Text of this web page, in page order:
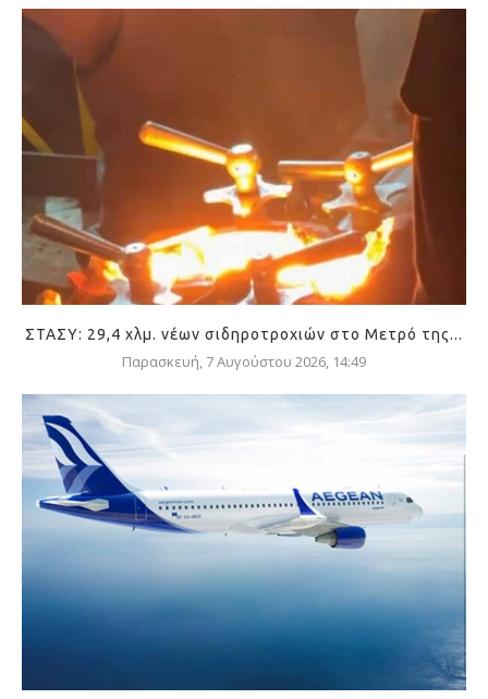
ΣΤΑΣΥ: 29,4 χλμ. νέων σιδηροτροχιών στο Μετρό της...
Παρασκευή, 7 Αυγούστου 2026, 14:49